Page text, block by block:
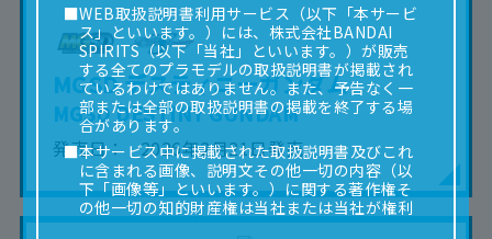
MGSD デスティニーガンダム
MGSD DESTINY GUNDAM
発売日 2026年2月21日発売
■WEB取扱説明書利用サービス（以下「本サービ
ス」といいます。）には、株式会社BANDAI
SPIRITS（以下「当社」といいます。）が販売
する全てのプラモデルの取扱説明書が掲載され
ているわけではありません。また、予告なく一
部または全部の取扱説明書の掲載を終了する場
合があります。
■本サービス中に掲載された取扱説明書及びこれ
に含まれる画像、説明文その他一切の内容（以
下「画像等」といいます。）に関する著作権そ
の他一切の知的財産権は当社または当社が権利
の許諾を受ける第三者に帰属します。